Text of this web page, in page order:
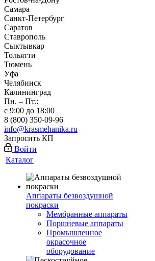
Самара
Санкт-Петербург
Саратов
Ставрополь
Сыктывкар
Тольятти
Тюмень
Уфа
Челябинск
Калининград
Пн. – Пт.:
с 9:00 до 18:00
8 (800) 350-09-96
info@krasmehanika.ru
Запросить КП
Войти
Каталог
Аппараты безвоздушной
покраски
Мембранные аппараты
Поршневые аппараты
Промышленное
окрасочное
оборудование